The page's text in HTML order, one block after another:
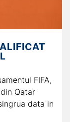
FIFA,
Qatar
data in